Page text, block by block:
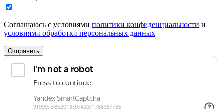
Соглашаюсь с условиями политики конфиденциальности и
условиями обработки персональных данных
Отправить